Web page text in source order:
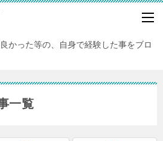
かった等の、自身で経験した事をブロ
一覧